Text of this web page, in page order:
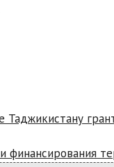
финансирования